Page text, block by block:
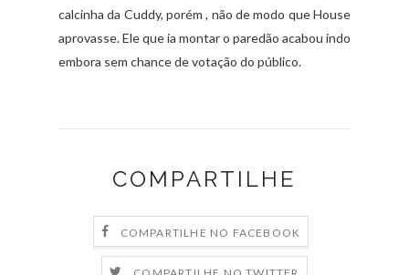
calcinha da Cuddy, porém , não de modo que House
aprovasse. Ele que ia montar o paredão acabou indo
embora sem chance de votação do público.
COMPARTILHE
COMPARTILHE NO FACEBOOK